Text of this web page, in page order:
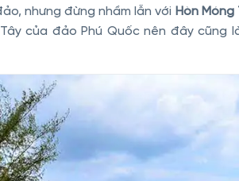
nhưng đừng nhầm lẫn với Hòn
của đảo Phú Quốc nên đây cũng